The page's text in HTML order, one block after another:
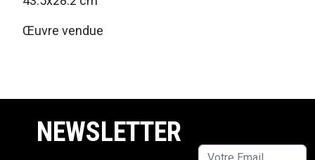
Œuvre vendue
NEWSLETTER